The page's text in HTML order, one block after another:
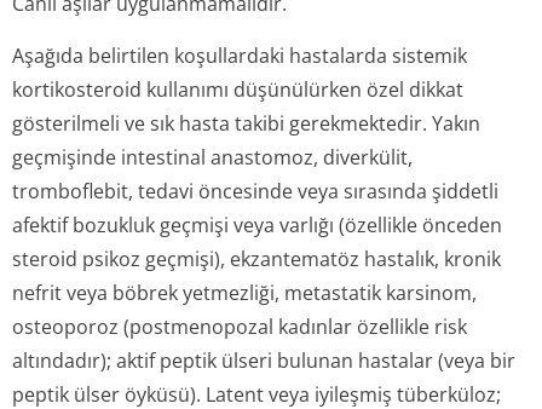
Aşağıda belirtilen koşullardaki hastalarda sistemik
kortikosteroid kullanımı düşünülürken özel dikkat
gösterilmeli ve sık hasta takibi gerekmektedir. Yakın
geçmişinde intestinal anastomoz, diverkülit,
tromboflebit, tedavi öncesinde veya sırasında şiddetli
afektif bozukluk geçmişi veya varlığı (özellikle önceden
steroid psikoz geçmişi), ekzantematöz hastalık, kronik
nefrit veya böbrek yetmezliği, metastatik karsinom,
osteoporoz (postmenopozal kadınlar özellikle risk
altındadır); aktif peptik ülseri bulunan hastalar (veya bir
peptik ülser öyküsü). Latent veya iyileşmiş tüberküloz;